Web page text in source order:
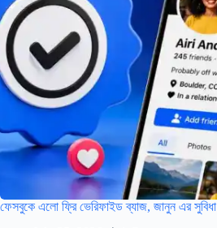
ফেসবুকে এলো ফ্রি ভেরিফাইড ব্যাজ, জানুন এর সুবিধা